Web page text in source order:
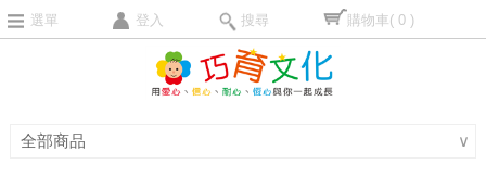
選單 登入 搜尋 購物車( 0 )
全部商品 ∨